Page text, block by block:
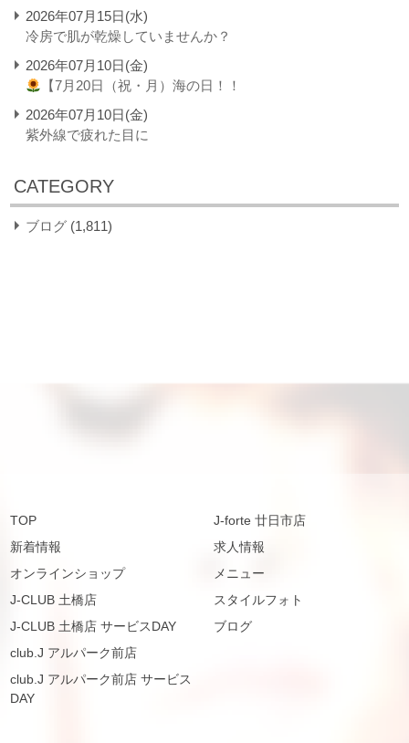
2026年07月15日(水)
冷房で肌が乾燥していませんか？
2026年07月10日(金)
【7月20日（祝・月）海の日！！
2026年07月10日(金)
紫外線で疲れた目に
CATEGORY
ブログ (1,811)
TOP
新着情報
オンラインショップ
J-CLUB 土橋店
J-CLUB 土橋店 サービスDAY
club.J アルパーク前店
club.J アルパーク前店 サービス
DAY
J-forte 廿日市店
求人情報
メニュー
スタイルフォト
ブログ